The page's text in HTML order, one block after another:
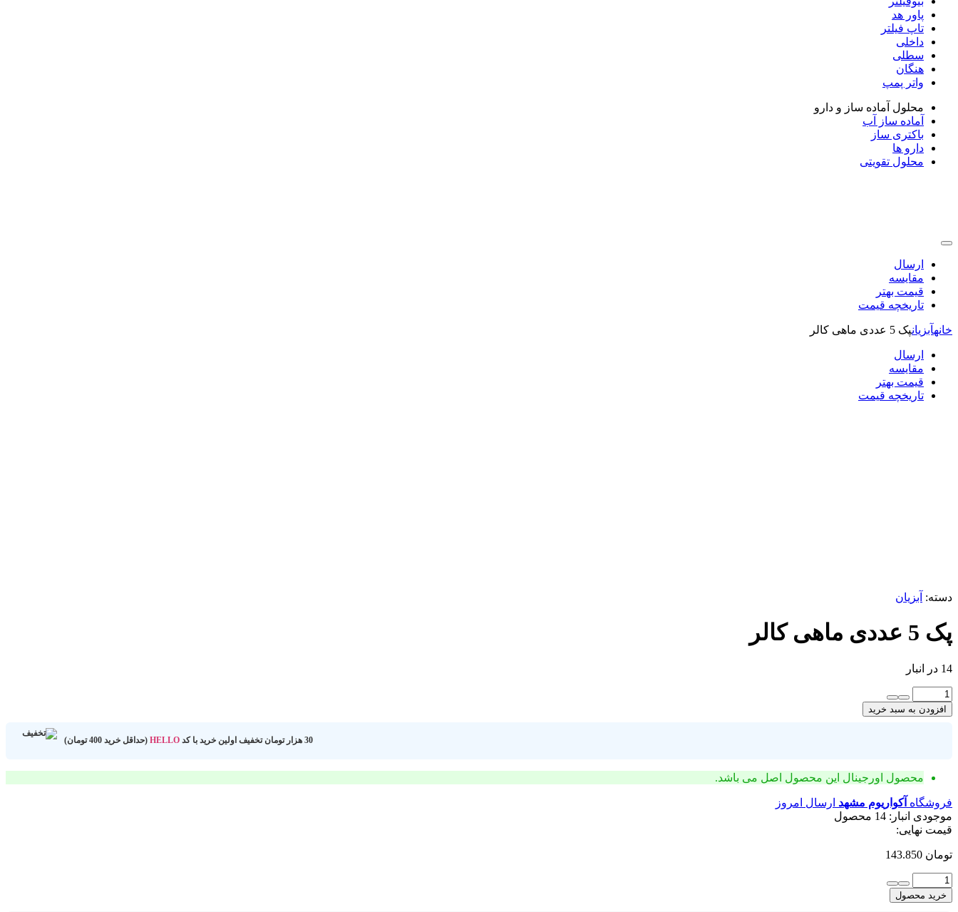
پاور هد
تاپ فیلتر
داخلی
سطلی
هنگان
واتر پمپ
محلول آماده ساز و دارو
آماده ساز آب
باکتری ساز
دارو ها
محلول تقویتی
ارسال
مقایسه
قیمت بهتر
تاریخچه قیمت
خانهآبزیانپک 5 عددی ماهی کالر
ارسال
مقایسه
قیمت بهتر
تاریخچه قیمت
دسته: آبزیان
پک 5 عددی ماهی کالر
14 در انبار
پک
5
عددی
افزودن به سبد خرید
30 هزار تومان تخفیف اولین خرید با کد HELLO (حداقل خرید 400 تومان)
محصول اورجینال این محصول اصل می باشد.
فروشگاه آکواریوم مشهد ارسال امروز
موجودی انبار: 14 محصول
قیمت نهایی:
تومان
پک
5
عددی
خرید محصول